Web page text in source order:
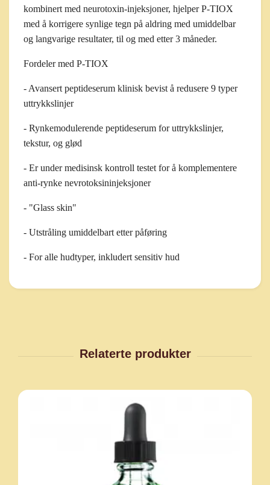
kombinert med neurotoxin-injeksjoner, hjelper P-TIOX
med å korrigere synlige tegn på aldring med umiddelbar
og langvarige resultater, til og med etter 3 måneder.
Fordeler med P-TIOX
- Avansert peptideserum klinisk bevist å redusere 9 typer
uttrykkslinjer
- Rynkemodulerende peptideserum for uttrykkslinjer,
tekstur, og glød
- Er under medisinsk kontroll testet for å komplementere
anti-rynke nevrotoksininjeksjoner
- "Glass skin"
- Utstråling umiddelbart etter påføring
- For alle hudtyper, inkludert sensitiv hud